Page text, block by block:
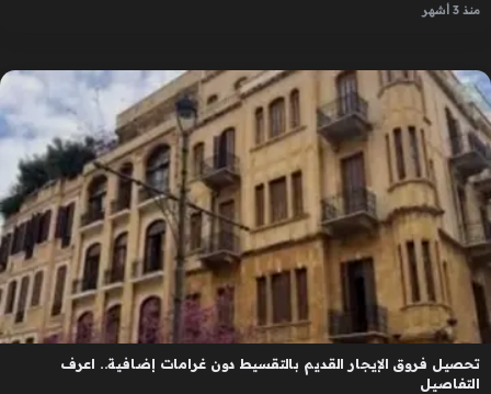
منذ 3 أشهر
تحصيل فروق الإيجار القديم بالتقسيط دون غرامات إضافية.. اعرف
التفاصيل